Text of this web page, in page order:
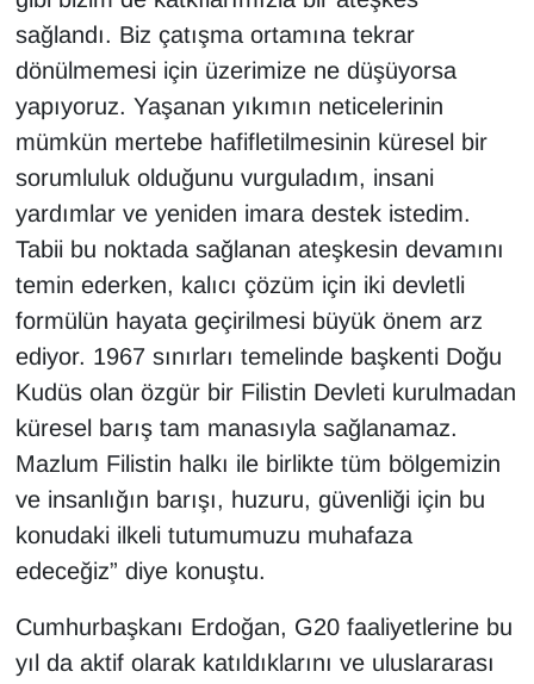
sağlandı. Biz çatışma ortamına tekrar
dönülmemesi için üzerimize ne düşüyorsa
yapıyoruz. Yaşanan yıkımın neticelerinin
mümkün mertebe hafifletilmesinin küresel bir
sorumluluk olduğunu vurguladım, insani
yardımlar ve yeniden imara destek istedim.
Tabii bu noktada sağlanan ateşkesin devamını
temin ederken, kalıcı çözüm için iki devletli
formülün hayata geçirilmesi büyük önem arz
ediyor. 1967 sınırları temelinde başkenti Doğu
Kudüs olan özgür bir Filistin Devleti kurulmadan
küresel barış tam manasıyla sağlanamaz.
Mazlum Filistin halkı ile birlikte tüm bölgemizin
ve insanlığın barışı, huzuru, güvenliği için bu
konudaki ilkeli tutumumuzu muhafaza
edeceğiz” diye konuştu.
Cumhurbaşkanı Erdoğan, G20 faaliyetlerine bu
yıl da aktif olarak katıldıklarını ve uluslararası